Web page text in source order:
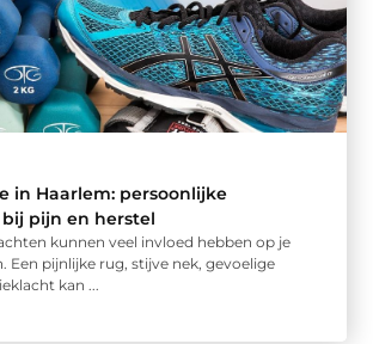
in Haarlem: persoonlijke
pijn en herstel
kunnen veel invloed hebben op je
Een pijnlijke rug, stijve nek, gevoelige
kan ...